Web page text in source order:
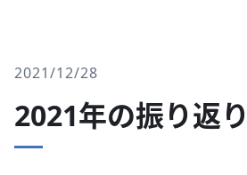
2021/12/28
2021年の振り返り